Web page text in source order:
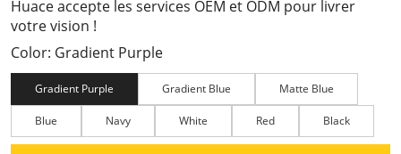
Huace accepte les services OEM et ODM pour livrer
votre vision !
Color: Gradient Purple
Gradient Purple Gradient Blue Matte Blue
Blue Navy White Red Black